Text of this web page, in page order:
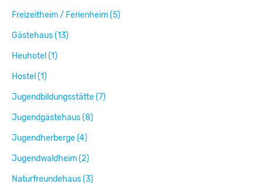
Freizeitheim / Ferienheim (5)
Gästehaus (13)
Heuhotel (1)
Hostel (1)
Jugendbildungsstätte (7)
Jugendgästehaus (8)
Jugendherberge (4)
Jugendwaldheim (2)
Naturfreundehaus (3)